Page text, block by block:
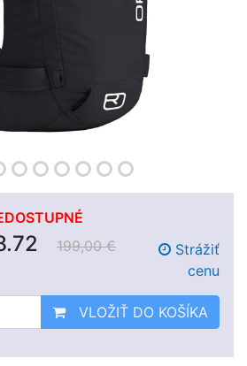
199,00 €
Strážiť
cenu
VLOŽIŤ DO KOŠÍKA